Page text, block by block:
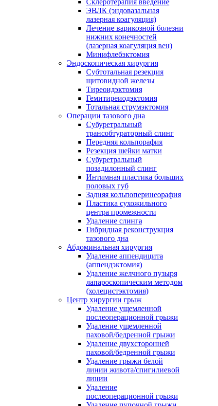
Склеротерапия введение
ЭВЛК (эндовазальная
лазерная коагуляция)
Лечение варикозной болезни
нижних конечностей
(лазерная коагуляция вен)
Минифлебэктомия
Эндоскопическая хирургия
Субтотальная резекция
щитовидной железы
Тиреоидэктомия
Гемитиреиодэктомия
Тотальная струмэктомия
Операции тазового дна
Субуретральный
трансобтураторный слинг
Передняя кольпорафия
Резекция шейки матки
Субуретральный
позадилонный слинг
Интимная пластика больших
половых губ
Задняя кольпоперинеорафия
Пластика сухожильного
центра промежности
Удаление слинга
Гибридная реконструкция
тазового дна
Абдоминальная хирургия
Удаление аппендицита
(аппендэктомия)
Удаление желчного пузыря
лапароскопическим методом
(холецистэктомия)
Центр хирургии грыж
Удаление ущемленной
послеоперационной грыжи
Удаление ущемленной
паховой/бедренной грыжи
Удаление двухсторонней
паховой/бедренной грыжи
Удаление грыжи белой
линии живота/спигилиевой
линии
Удаление
послеоперационной грыжи